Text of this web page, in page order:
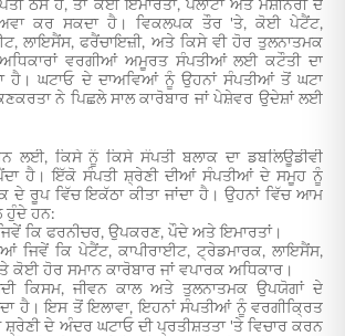
ਠੋਸ ਹੈ, ਤਾਂ ਕੋਈ ਇਮਾਰਤਾਂ, ਪਲਾਂਟਾਂ ਅਤੇ ਮਸ਼ੀਨਰੀ ਦੇ
ਕਰ ਸਕਦਾ ਹੈ। ਵਿਕਲਪਕ ਤੌਰ 'ਤੇ, ਕੋਈ ਪੇਟੈਂਟ,
ਲਾਇਸੈਂਸ, ਫਰੈਂਚਾਇਜ਼ੀ, ਅਤੇ ਕਿਸੇ ਵੀ ਹੋਰ ਤੁਲਨਾਤਮਕ
ਅਧਿਕਾਰਾਂ ਵਰਗੀਆਂ ਅਮੂਰਤ ਸੰਪਤੀਆਂ ਲਈ ਕਟੌਤੀ ਦਾ
ਹੈ। ਘਟਾਓ ਦੇ ਦਾਅਵਿਆਂ ਨੂੰ ਉਹਨਾਂ ਸੰਪਤੀਆਂ ਤੋਂ ਘਟਾ
ਨੇ ਪਿਛਲੇ ਸਾਲ ਕਾਰੋਬਾਰ ਜਾਂ ਪੇਸ਼ੇਵਰ ਉਦੇਸ਼ਾਂ ਲਈ
ਲਈ, ਕਿਸੇ ਨੂੰ ਕਿਸੇ ਸੰਪਤੀ ਬਲਾਕ ਦਾ ਡਬਲਿਊਡੀਵੀ
ਪੈਂਦਾ ਹੈ। ਇੱਕੋ ਸੰਪਤੀ ਸ਼੍ਰੇਣੀ ਦੀਆਂ ਸੰਪਤੀਆਂ ਦੇ ਸਮੂਹ ਨੂੰ
ਰੂਪ ਵਿੱਚ ਇਕੱਠਾ ਕੀਤਾ ਜਾਂਦਾ ਹੈ। ਉਹਨਾਂ ਵਿੱਚ ਆਮ
ਹੁੰਦੇ ਹਨ:
ਕਿ ਫਰਨੀਚਰ, ਉਪਕਰਣ, ਪੌਦੇ ਅਤੇ ਇਮਾਰਤਾਂ।
ਜਿਵੇਂ ਕਿ ਪੇਟੈਂਟ, ਕਾਪੀਰਾਈਟ, ਟ੍ਰੇਡਮਾਰਕ, ਲਾਇਸੈਂਸ,
ਕੋਈ ਹੋਰ ਸਮਾਨ ਕਾਰੋਬਾਰ ਜਾਂ ਵਪਾਰਕ ਅਧਿਕਾਰ।
ਕਿਸਮ, ਜੀਵਨ ਕਾਲ ਅਤੇ ਤੁਲਨਾਤਮਕ ਉਪਯੋਗਾਂ ਦੇ
ਹੈ। ਇਸ ਤੋਂ ਇਲਾਵਾ, ਇਹਨਾਂ ਸੰਪਤੀਆਂ ਨੂੰ ਵਰਗੀਕ੍ਰਿਤ
ਦੇ ਅੰਦਰ ਘਟਾਓ ਦੀ ਪ੍ਰਤੀਸ਼ਤਤਾ 'ਤੇ ਵਿਚਾਰ ਕਰਨ